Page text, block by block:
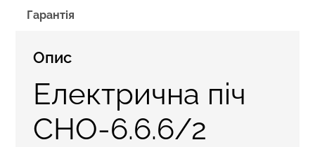
Гарантія
Опис
Електрична піч
СНО-6.6.6/2